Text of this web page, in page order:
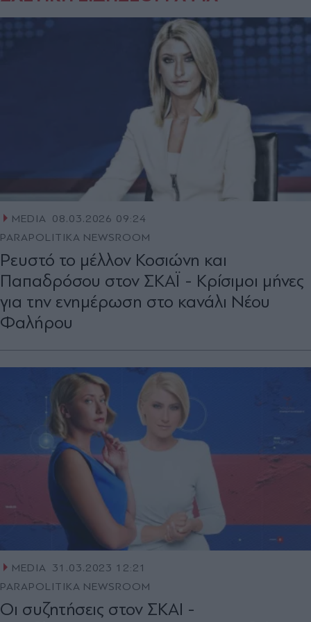
MEDIA
08.03.2026 09:24
PARAPOLITIKA NEWSROOM
Ρευστό το μέλλον Κοσιώνη και
Παπαδρόσου στον ΣΚΑΪ - Κρίσιμοι μήνες
για την ενημέρωση στο κανάλι Νέου
Φαλήρου
MEDIA 31.03.2023 12:21
PARAPOLITIKA NEWSROOM
Οι συζητήσεις στον ΣΚΑΙ -